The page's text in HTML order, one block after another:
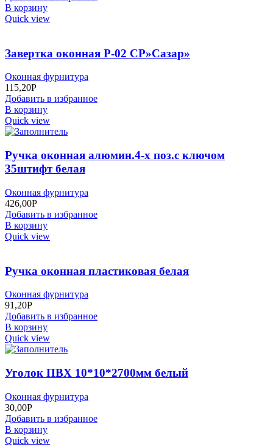
В корзину
Quick view
Завертка оконная P-02 CP»Сазар»
Оконная фурнитура
115,20Р
Добавить в избранное
В корзину
Quick view
Ручка оконная алюмин.4-х поз.с ключом
35штифт белая
Оконная фурнитура
426,00Р
Добавить в избранное
В корзину
Quick view
Ручка оконная пластиковая белая
Оконная фурнитура
91,20Р
Добавить в избранное
В корзину
Quick view
Уголок ПВХ 10*10*2700мм белый
Оконная фурнитура
30,00Р
Добавить в избранное
В корзину
Quick view